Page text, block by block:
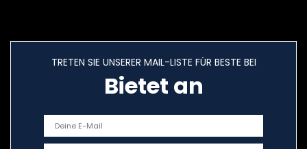
TRETEN SIE UNSERER MAIL-LISTE FÜR BESTE BEI
Bietet an